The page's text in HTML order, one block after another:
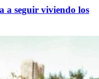
a seguir viviendo los